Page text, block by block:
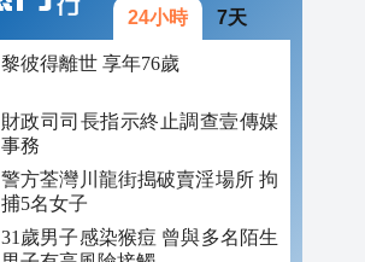
24小時 7天
黎彼得離世 享年76歲
財政司司長指示終止調查壹傳媒
事務
警方荃灣川龍街搗破賣淫場所 拘
捕5名女子
31歲男子感染猴痘 曾與多名陌生